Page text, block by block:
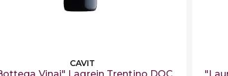
CAVIT
Vinai" Lagrein Trentino DOC